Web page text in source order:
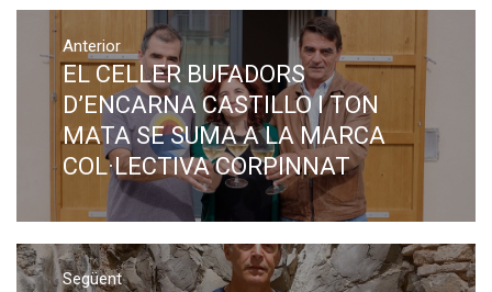
Navegació
d'entrades
Anterior
Previous
post:
EL CELLER BUFADORS
D’ENCARNA CASTILLO I TON
MATA SE SUMA A LA MARCA
COL·LECTIVA CORPINNAT
Següent